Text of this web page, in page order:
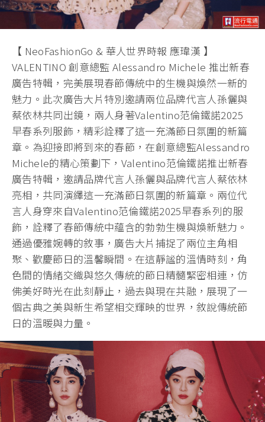
【 NeoFashionGo & 華人世界時報 應瑋漢 】
VALENTINO 創意總監 Alessandro Michele 推出新春
廣告特輯，完美展現春節傳統中的生機與煥然一新的
魅力。此次廣告大片特別邀請兩位品牌代言人孫儷與
蔡依林共同出鏡，兩人身著Valentino范倫鐵諾2025
早春系列服飾，精彩詮釋了這一充滿節日氛圍的新篇
章。為迎接即將到來的春節，在創意總監Alessandro
Michele的精心策劃下，Valentino范倫鐵諾推出新春
廣告特輯，邀請品牌代言人孫儷與品牌代言人蔡依林
亮相，共同演繹這一充滿節日氛圍的新篇章。兩位代
言人身穿來自Valentino范倫鐵諾2025早春系列的服
飾，詮釋了春節傳統中蘊含的勃勃生機與煥新魅力。
通過優雅婉轉的敘事，廣告大片捕捉了兩位主角相
聚、歡慶節日的溫馨瞬間。在這靜謐的溫情時刻，角
色間的情緒交織與悠久傳統的節日精髓緊密相連，仿
佛美好時光在此刻靜止，過去與現在共融，展現了一
個古典之美與新生希望相交輝映的世界，敘說傳統節
日的溫暖與力量。